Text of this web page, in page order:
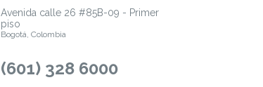
Avenida calle 26 #85B-09 - Primer
piso
Bogotá, Colombia
(601) 328 6000